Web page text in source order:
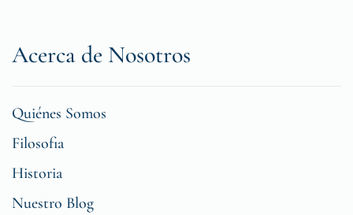
Acerca de Nosotros
Quiénes Somos
Filosofia
Historia
Nuestro Blog